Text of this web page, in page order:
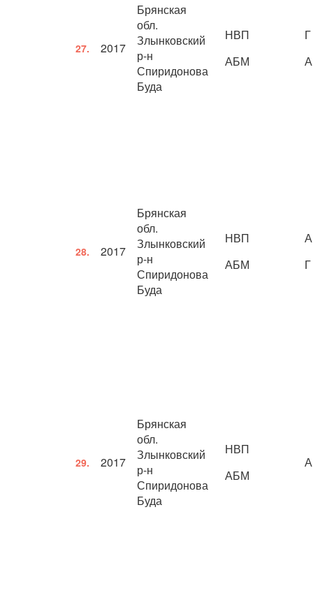
27. 2017
Брянская
обл.
Злынковский
р-н
Спиридонова
Буда
НВП
АБМ
Г
А
28. 2017
Брянская
обл.
Злынковский
р-н
Спиридонова
Буда
НВП
АБМ
А
Г
29. 2017
Брянская
обл.
Злынковский
р-н
Спиридонова
Буда
НВП
АБМ
А